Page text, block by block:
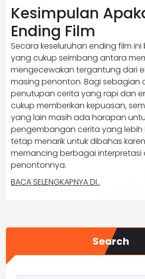
Kesimpulan
Ending Film
Secara keseluruhan ending film
yang cukup seimbang antara
mengecewakan tergantung dari
masing penonton. Bagi sebagian
penutupan cerita yang rapi dan
cukup memberikan kepuasan,
yang lain masih ada harapan
pengembangan cerita yang lebih
tetap menarik untuk dibahas
memancing berbagai interpretasi
penontonnya.
BACA SELENGKAPNYA DI..
Search